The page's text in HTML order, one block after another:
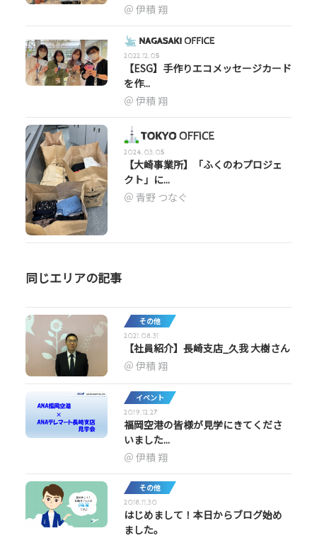
伊積 翔
2022.12.05
【ESG】手作りエコメッセージカード
を作...
伊積 翔
2024.03.05
【大崎事業所】「ふくのわプロジェ
クト」に...
青野 つなぐ
同じエリアの記事
その他
2021.08.31
【社員紹介】長崎支店_久我 大樹さん
伊積 翔
イベント
2019.12.27
福岡空港の皆様が見学にきてくださ
いました...
伊積 翔
その他
2018.11.30
はじめまして！本日からブログ始め
ました。